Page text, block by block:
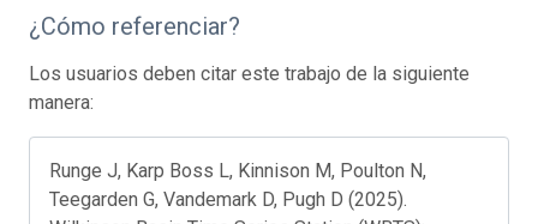
¿Cómo referenciar?
Los usuarios deben citar este trabajo de la siguiente
manera:
Runge J, Karp Boss L, Kinnison M, Poulton N,
Teegarden G, Vandemark D, Pugh D (2025).